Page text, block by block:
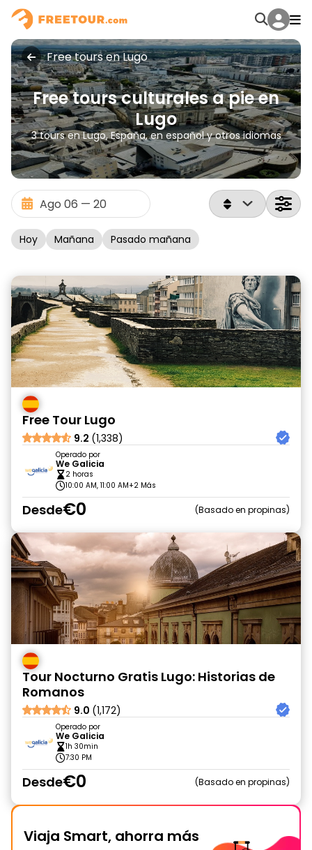
Free tours en Lugo
Free tours culturales a pie en
Lugo
3 tours en Lugo, España, en español y otros idiomas
Hoy Mañana Pasado mañana
Free Tour Lugo
9.2 (1,338)
Operado por
We Galicia
2 horas
10:00 AM, 11:00 AM+2 Más
Desde€0 Basado en propinas
Tour Nocturno Gratis Lugo: Historias de
Romanos
9.0 (1,172)
Operado por
We Galicia
1h 30min
7:30 PM
Desde€0 Basado en propinas
Viaja Smart, ahorra más